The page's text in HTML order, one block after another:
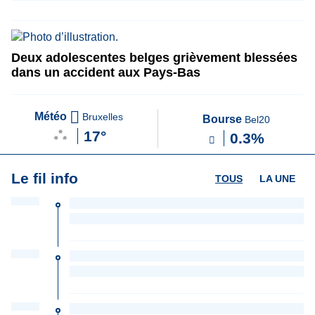
Deux adolescentes belges grièvement blessées
dans un accident aux Pays-Bas
Météo Bruxelles
17°
Bourse Bel20
0.3%
Le fil info LA UNE
TOUS